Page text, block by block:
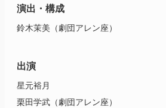
演出・構成
鈴木茉美（劇団アレン座）
出演
星元裕月
栗田学武（劇団アレン座）